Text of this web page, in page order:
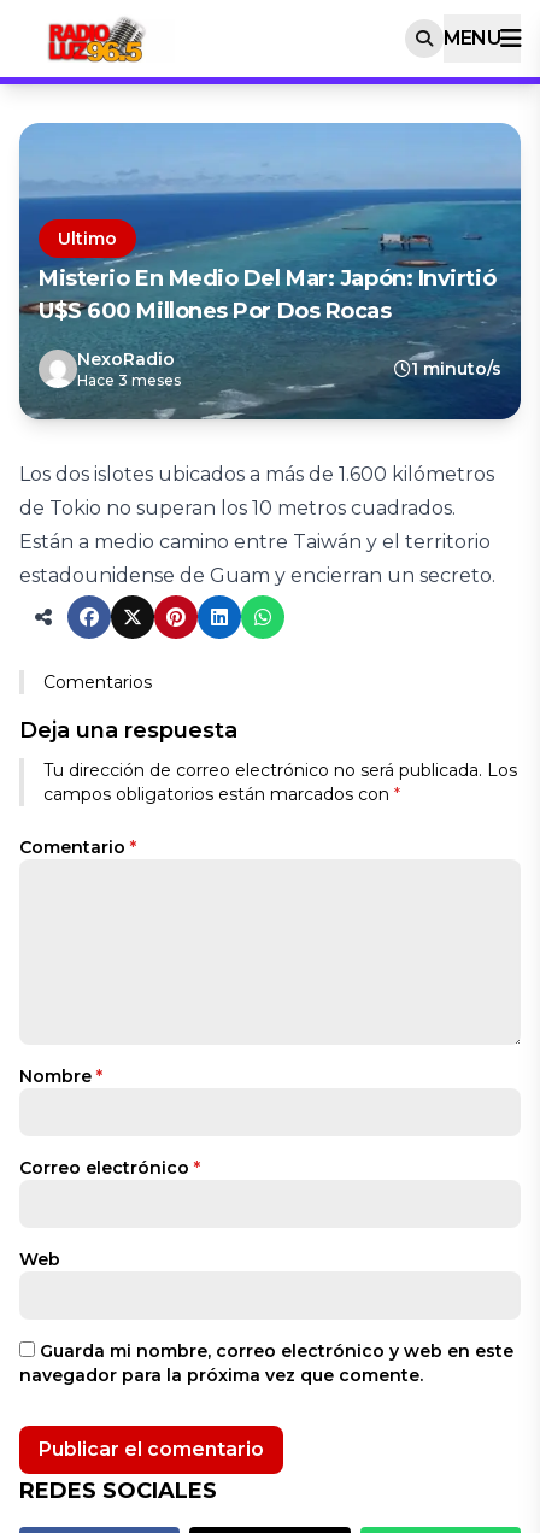
MENU
Ultimo
Misterio En Medio Del Mar: Japón: Invirtió
U$S 600 Millones Por Dos Rocas
NexoRadio
Hace 3 meses
1 minuto/s
Los dos islotes ubicados a más de 1.600 kilómetros
de Tokio no superan los 10 metros cuadrados.
Están a medio camino entre Taiwán y el territorio
estadounidense de Guam y encierran un secreto.
Comentarios
Deja una respuesta
Tu dirección de correo electrónico no será publicada. Los
campos obligatorios están marcados con *
Comentario *
Nombre *
Correo electrónico *
Web
Guarda mi nombre, correo electrónico y web en este
navegador para la próxima vez que comente.
REDES SOCIALES